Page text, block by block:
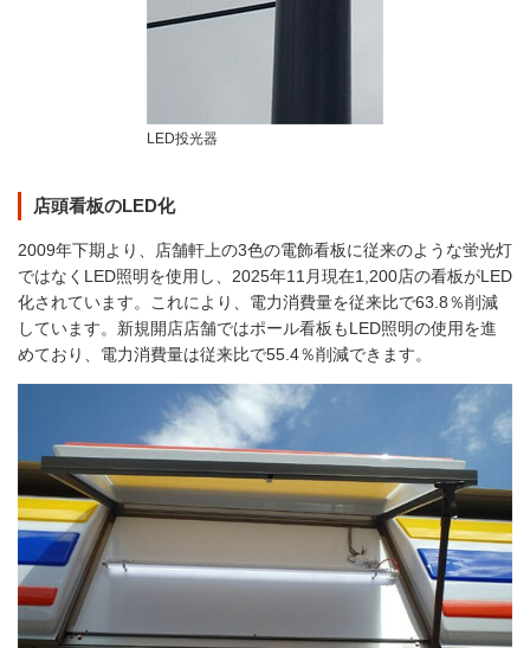
LED投光器
店頭看板のLED化
2009年下期より、店舗軒上の3色の電飾看板に従来のような蛍光灯
ではなくLED照明を使用し、2025年11月現在1,200店の看板がLED
化されています。これにより、電力消費量を従来比で63.8％削減
しています。新規開店店舗ではポール看板もLED照明の使用を進
めており、電力消費量は従来比で55.4％削減できます。